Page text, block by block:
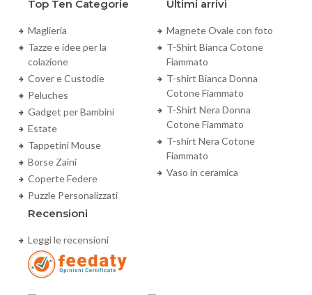
Top Ten Categorie
Maglieria
Tazze e idee per la
colazione
Cover e Custodie
Peluches
Gadget per Bambini
Estate
Tappetini Mouse
Borse Zaini
Coperte Federe
Puzzle Personalizzati
Ultimi arrivi
Magnete Ovale con foto
T-Shirt Bianca Cotone
Fiammato
T-shirt Bianca Donna
Cotone Fiammato
T-Shirt Nera Donna
Cotone Fiammato
T-shirt Nera Cotone
Fiammato
Vaso in ceramica
Recensioni
Leggi le recensioni